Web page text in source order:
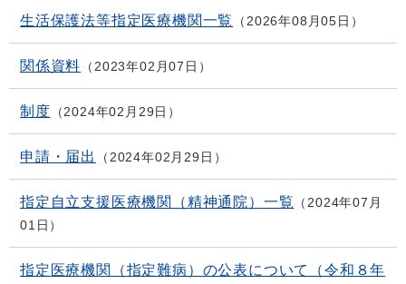
生活保護法等指定医療機関一覧 2026年08月05日
関係資料 2023年02月07日
制度 2024年02月29日
申請・届出 2024年02月29日
指定自立支援医療機関（精神通院）一覧
2024年07月
01日
指定医療機関（指定難病）の公表について（令和８年